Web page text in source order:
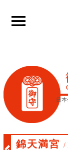
____
日
錦天満宮 /